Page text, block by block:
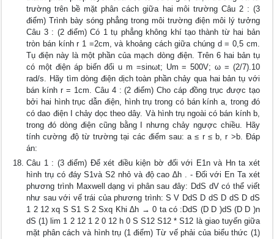
trường trên bề mặt phân cách giữa hai môi trường Câu 2 : (3
điểm) Trình bày sóng phẳng trong môi trường điện môi lý tưởng
Câu 3 : (2 điểm) Có 1 tụ phẳng không khí tạo thành từ hai bản
tròn bán kính r 1 =2cm, và khoảng cách giữa chúng d = 0,5 cm.
Tụ điện này là một phần của mạch dòng điện. Trên 6 hai bản tụ
có một điện áp biến đổi u m =sinωt; Um = 500V; ω = (2/7).10
rad/s. Hãy tìm dòng điện dịch toàn phần chảy qua hai bản tụ với
bán kính r = 1cm. Câu 4 : (2 điểm) Cho cáp đồng trục được tạo
bởi hai hình trục dẫn điện, hình trụ trong có bán kính a, trong đó
có dao điện I chảy dọc theo dây. Và hình trụ ngoài có bán kính b,
trong đó dòng điện cũng bằng I nhưng chảy ngược chiều. Hãy
tính cường độ từ trường tại các điểm sau: a ≤ r ≤ b, r >b. Đáp
án:
Câu 1 : (3 điểm) Để xét điều kiện bờ đối với E1n và Hn ta xét
hình trụ có đáy S1và S2 nhỏ và độ cao ∆h . - Đối với En Ta xét
phương trình Maxwell dạng vi phân sau đây: DdS dV có thể viết
như sau với vế trái của phương trình: S V DdS D dS D dS D dS
1 2 12 xq S S1 S 2 Sxq Khi ∆h → 0 ta có :DdS (D D )dS (D D )n
dS (1) lim 1 2 12 1 2 0 12 h 0 S S12 S12 * S12 là giao tuyến giữa
mặt phân cách và hình trụ (1 điểm) Từ vế phải của biểu thức (1)